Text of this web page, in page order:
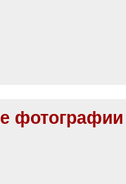
Пащенко